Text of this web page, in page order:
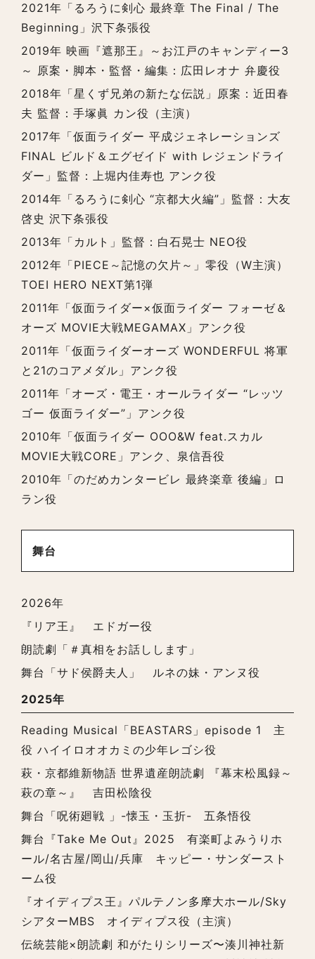
2021年「るろうに剣心 最終章 The Final / The
Beginning」沢下条張役
2019年 映画『遮那王』～お江戸のキャンディー3
～ 原案・脚本・監督・編集：広田レオナ 弁慶役
2018年「星くず兄弟の新たな伝説」原案：近田春
夫 監督：手塚眞 カン役（主演）
2017年「仮面ライダー 平成ジェネレーションズ
FINAL ビルド＆エグゼイド with レジェンドライ
ダー」監督：上堀内佳寿也 アンク役
2014年「るろうに剣心 “京都大火編”」監督：大友
啓史 沢下条張役
2013年「カルト」監督：白石晃士 NEO役
2012年「PIECE～記憶の欠片～」零役（W主演）
TOEI HERO NEXT第1弾
2011年「仮面ライダー×仮面ライダー フォーゼ＆
オーズ MOVIE大戦MEGAMAX」アンク役
2011年「仮面ライダーオーズ WONDERFUL 将軍
と21のコアメダル」アンク役
2011年「オーズ・電王・オールライダー “レッツ
ゴー 仮面ライダー”」アンク役
2010年「仮面ライダー OOO&W feat.スカル
MOVIE大戦CORE」アンク、泉信吾役
2010年「のだめカンタービレ 最終楽章 後編」ロ
ラン役
舞台
2026年
『リア王』 エドガー役
朗読劇「＃真相をお話しします」
舞台「サド侯爵夫人」 ルネの妹・アンヌ役
2025年
Reading Musical「BEASTARS」episode 1 主
役 ハイイロオオカミの少年レゴシ役
萩・京都維新物語 世界遺産朗読劇 『幕末松風録～
萩の章～』 吉田松陰役
舞台「呪術廻戦 」-懐玉・玉折- 五条悟役
舞台『Take Me Out』2025 有楽町よみうりホ
ール/名古屋/岡山/兵庫 キッピー・サンダースト
ーム役
『オイディプス王』パルテノン多摩大ホール/Sky
シアターMBS オイディプス役（主演）
伝統芸能×朗読劇 和がたりシリーズ〜湊川神社新